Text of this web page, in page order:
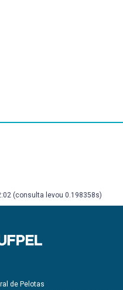
(consulta levou 0.198358s)
de Pelotas